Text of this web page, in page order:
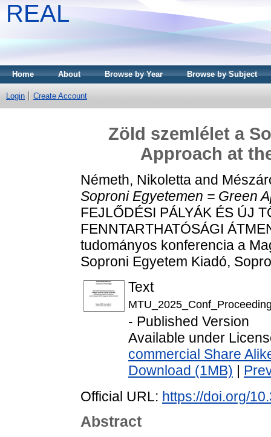
REAL
Home About Browse by Year Browse by Subject
Login Create Account
Zöld szemlélet a
Approach at
Németh, Nikoletta and
Soproni Egyetemen = Green
FEJLŐDÉSI PÁLYÁK ÉS ÚJ
FENNTARTHATÓSÁGI
tudományos konferencia a
Soproni Egyetem Kiadó,
Text
- Published Version
Available under
commercial Share
Download (1MB)
Official URL: https://doi.org/
Abstract